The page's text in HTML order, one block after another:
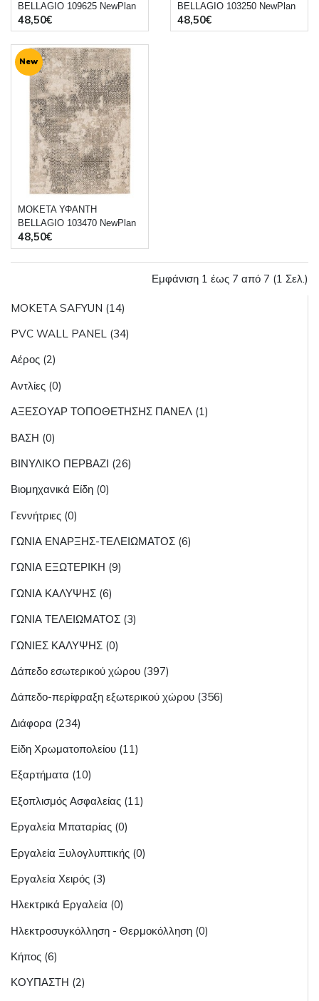
MOKETA SAFYUN (14)
PVC WALL PANEL (34)
Αέρος (2)
Αντλίες (0)
ΑΞΕΣΟΥΑΡ ΤΟΠΟΘΕΤΗΣΗΣ ΠΑΝΕΛ (1)
ΒΑΣΗ (0)
ΒΙΝΥΛΙΚΟ ΠΕΡΒΑΖΙ (26)
Βιομηχανικά Είδη (0)
Γεννήτριες (0)
ΓΩΝΙΑ ΕΝΑΡΞΗΣ-ΤΕΛΕΙΩΜΑΤΟΣ (6)
ΓΩΝΙΑ ΕΞΩΤΕΡΙΚΗ (9)
ΓΩΝΙΑ ΚΑΛΥΨΗΣ (6)
ΓΩΝΙΑ ΤΕΛΕΙΩΜΑΤΟΣ (3)
ΓΩΝΙΕΣ ΚΑΛΥΨΗΣ (0)
Δάπεδο εσωτερικού χώρου (397)
Δάπεδο-περίφραξη εξωτερικού χώρου (356)
Διάφορα (234)
Είδη Χρωματοπολείου (11)
Εξαρτήματα (10)
Εξοπλισμός Ασφαλείας (11)
Εργαλεία Μπαταρίας (0)
Εργαλεία Ξυλογλυπτικής (0)
Εργαλεία Χειρός (3)
Ηλεκτρικά Εργαλεία (0)
Ηλεκτροσυγκόλληση - Θερμοκόλληση (0)
Κήπος (6)
ΚΟΥΠΑΣΤΗ (2)
BELLAGIO 109625 NewPlan
48,50€
BELLAGIO 103250 NewPlan
48,50€
New
ΜΟΚΕΤΑ ΥΦΑΝΤΗ
BELLAGIO 103470 NewPlan
48,50€
Εμφάνιση 1 έως 7 από 7 (1 Σελ.)